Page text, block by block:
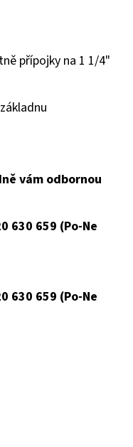
přípojky na 1 1/4"
vám odbornou
630 659 (Po-Ne
630 659 (Po-Ne